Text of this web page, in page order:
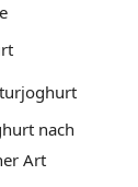
nach
Art